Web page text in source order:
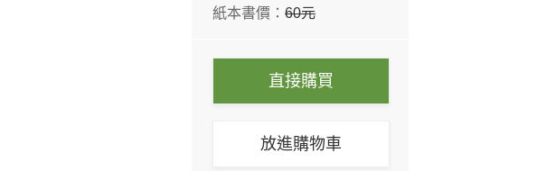
紙本書價：60元
直接購買
放進購物車